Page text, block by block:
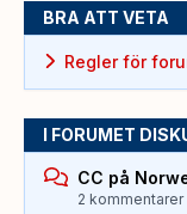
BRA ATT VETA
Regler för
I FORUMET
CC på
2 kommentarer